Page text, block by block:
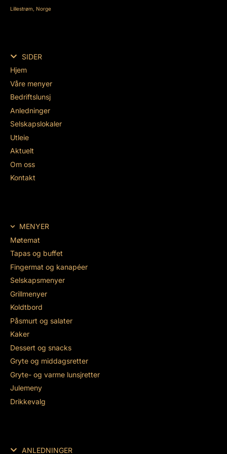
Lillestrøm, Norge
SIDER
Hjem
Våre menyer
Bedriftslunsj
Anledninger
Selskapslokaler
Utleie
Aktuelt
Om oss
Kontakt
MENYER
Møtemat
Tapas og buffet
Fingermat og kanapéer
Selskapsmenyer
Grillmenyer
Koldtbord
Påsmurt og salater
Kaker
Dessert og snacks
Gryte og middagsretter
Gryte- og varme lunsjretter
Julemeny
Drikkevalg
ANLEDNINGER